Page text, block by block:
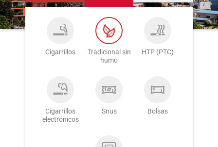
Cigarrillos
Tradicional sin
humo
HTP (PTC)
Cigarrillos
electrónicos
Snus Bolsas